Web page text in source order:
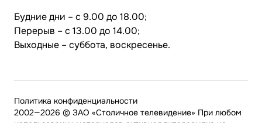
Будние дни – с 9.00 до 18.00;
Перерыв – с 13.00 до 14.00;
Выходные – суббота, воскресенье.
2002—2026 © ЗАО «Столичное телевидение» При любом
Политика конфиденциальности